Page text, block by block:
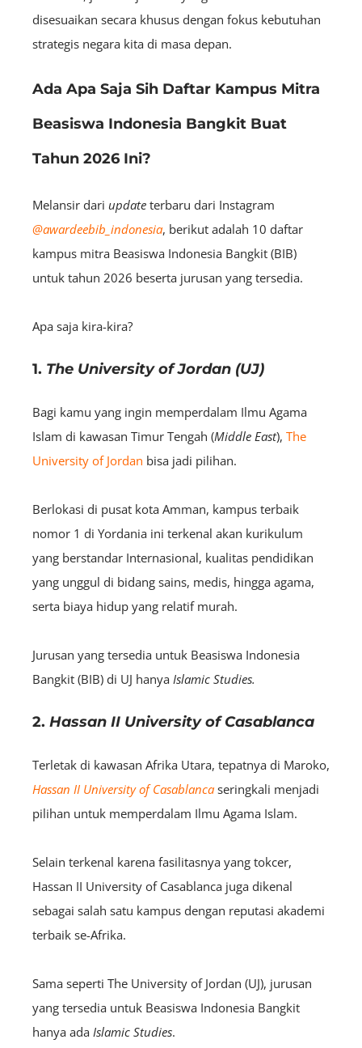
disesuaikan secara khusus dengan fokus kebutuhan
strategis negara kita di masa depan.
Ada Apa Saja Sih Daftar Kampus Mitra
Beasiswa Indonesia Bangkit Buat
Tahun 2026 Ini?
Melansir dari update terbaru dari Instagram
@awardeebib_indonesia, berikut adalah 10 daftar
kampus mitra Beasiswa Indonesia Bangkit (BIB)
untuk tahun 2026 beserta jurusan yang tersedia.
Apa saja kira-kira?
1. The University of Jordan (UJ)
Bagi kamu yang ingin memperdalam Ilmu Agama
Islam di kawasan Timur Tengah (Middle East), The
University of Jordan bisa jadi pilihan.
Berlokasi di pusat kota Amman, kampus terbaik
nomor 1 di Yordania ini terkenal akan kurikulum
yang berstandar Internasional, kualitas pendidikan
yang unggul di bidang sains, medis, hingga agama,
serta biaya hidup yang relatif murah.
Jurusan yang tersedia untuk Beasiswa Indonesia
Bangkit (BIB) di UJ hanya Islamic Studies.
2. Hassan II University of Casablanca
Terletak di kawasan Afrika Utara, tepatnya di Maroko,
Hassan II University of Casablanca seringkali menjadi
pilihan untuk memperdalam Ilmu Agama Islam.
Selain terkenal karena fasilitasnya yang tokcer,
Hassan II University of Casablanca juga dikenal
sebagai salah satu kampus dengan reputasi akademi
terbaik se-Afrika.
Sama seperti The University of Jordan (UJ), jurusan
yang tersedia untuk Beasiswa Indonesia Bangkit
hanya ada Islamic Studies.